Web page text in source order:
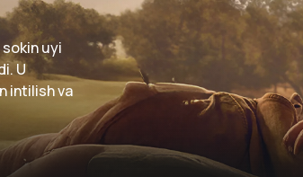
uyi
U
intilish va